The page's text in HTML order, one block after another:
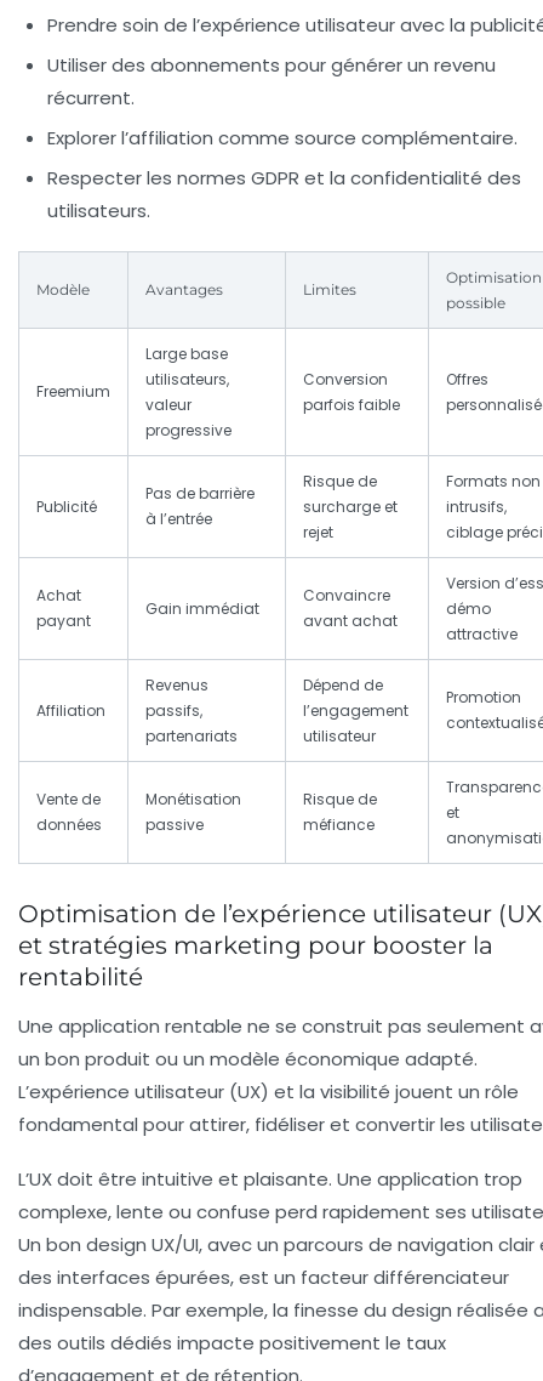
Prendre soin de l’expérience utilisateur avec la
Utiliser des abonnements pour générer un revenu
récurrent.
Explorer l’affiliation comme source complémentaire.
Respecter les normes GDPR et la confidentialité des
utilisateurs.
Modèle Avantages Limites
Optimisation
possible
Freemium
Large base
utilisateurs,
valeur
progressive
Conversion
parfois faible
Offres
Publicité
Pas de barrière
à l’entrée
Risque de
surcharge et
rejet
Formats non
intrusifs,
ciblage
Achat
payant
Gain immédiat
Convaincre
avant achat
Version
démo
attractive
Affiliation
Revenus
passifs,
partenariats
Dépend de
l’engagement
utilisateur
Promotion
Vente de
données
Monétisation
passive
Risque de
méfiance
et
Optimisation de l’expérience utilisateur
et stratégies marketing pour booster la
rentabilité
Une application rentable ne se construit pas seulement
un bon produit ou un modèle économique adapté.
L’expérience utilisateur (UX) et la visibilité jouent un rôle
fondamental pour attirer, fidéliser et convertir les
L’UX doit être intuitive et plaisante. Une application trop
complexe, lente ou confuse perd rapidement ses
Un bon design UX/UI, avec un parcours de navigation clair
des interfaces épurées, est un facteur différenciateur
indispensable. Par exemple, la finesse du design réalisée
des outils dédiés impacte positivement le taux
d’engagement et de rétention.